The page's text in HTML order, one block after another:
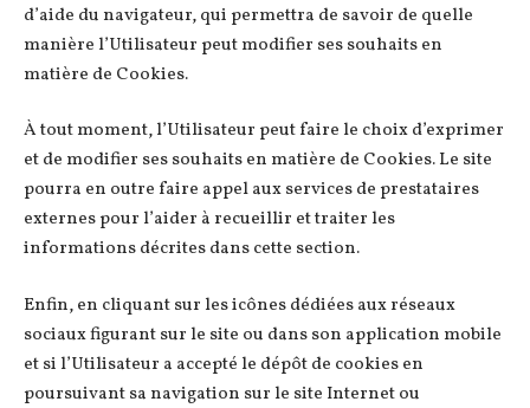
d’aide du navigateur, qui permettra de savoir de quelle
manière l’Utilisateur peut modifier ses souhaits en
matière de Cookies.
À tout moment, l’Utilisateur peut faire le choix d’exprimer
et de modifier ses souhaits en matière de Cookies. Le site
pourra en outre faire appel aux services de prestataires
externes pour l’aider à recueillir et traiter les
informations décrites dans cette section.
Enfin, en cliquant sur les icônes dédiées aux réseaux
sociaux figurant sur le site ou dans son application mobile
et si l’Utilisateur a accepté le dépôt de cookies en
poursuivant sa navigation sur le site Internet ou